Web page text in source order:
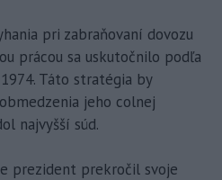
pri zabraňovaní dovozu
prácou sa uskutočnilo podľa
Táto stratégia by
jeho colnej
najvyšší súd.
prezident prekročil svoje